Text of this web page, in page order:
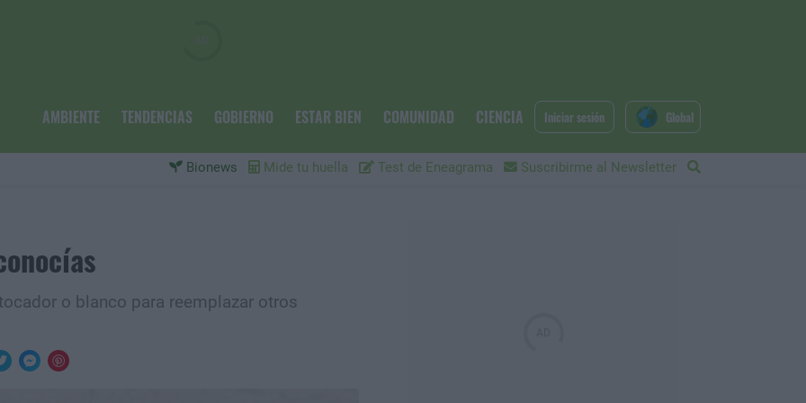
AMBIENTE TENDENCIAS GOBIERNO ESTAR BIEN COMUNIDAD CIENCIA
Bionews Mide tu huella Test de Eneagrama Suscribirme al Newsletter
Iniciar sesión Global
o blanco para reemplazar otros